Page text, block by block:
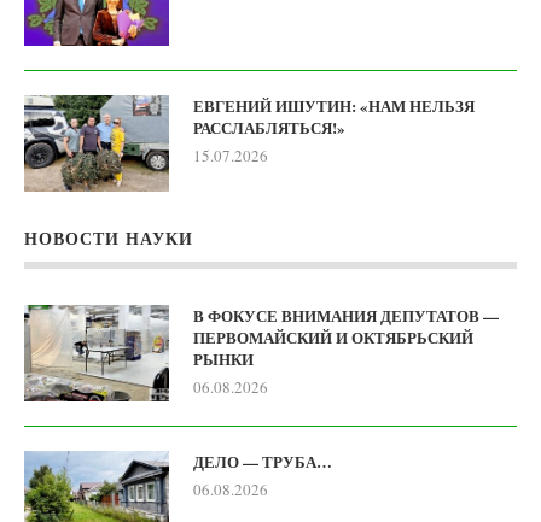
ЕВГЕНИЙ ИШУТИН: «НАМ НЕЛЬЗЯ
РАССЛАБЛЯТЬСЯ!»
15.07.2026
НОВОСТИ НАУКИ
В ФОКУСЕ ВНИМАНИЯ ДЕПУТАТОВ —
ПЕРВОМАЙСКИЙ И ОКТЯБРЬСКИЙ
РЫНКИ
06.08.2026
ДЕЛО — ТРУБА…
06.08.2026